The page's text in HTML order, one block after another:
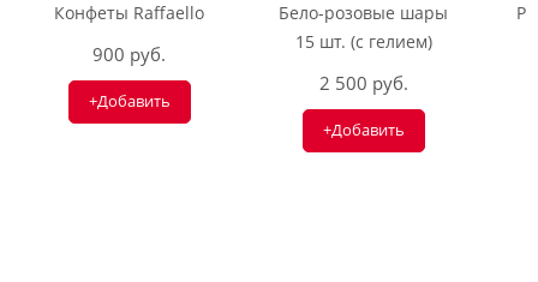
Конфеты Raffaello
900 руб.
+Добавить
Бело-розовые шары
15 шт. (с гелием)
2 500 руб.
+Добавить